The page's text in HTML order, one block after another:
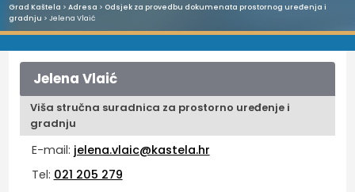
Grad Kaštela > Adresa > Odsjek za provedbu dokumenata prostornog uređenja i
gradnju > Jelena Vlaić
Jelena Vlaić
Viša stručna suradnica za prostorno uređenje i
gradnju
E-mail: jelena.vlaic@kastela.hr
Tel: 021 205 279